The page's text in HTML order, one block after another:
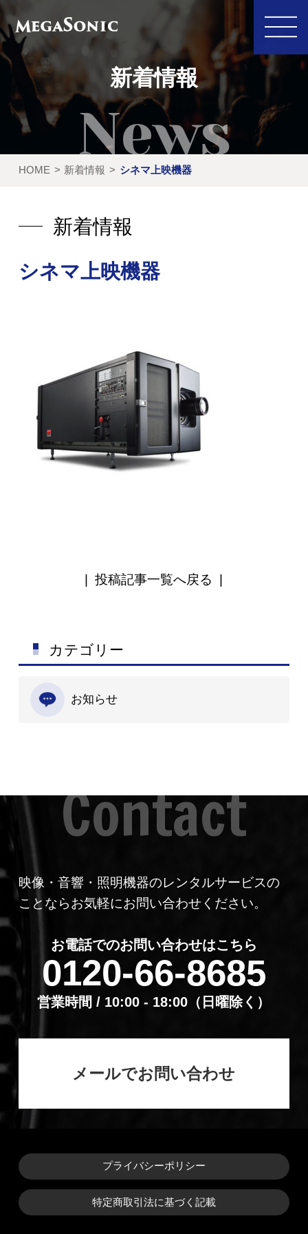
私たちにできること
イベント実績
レンタル製品
運営会社
新着情報
新着情報
HOME 新着情報 シネマ上映機器
新着情報
カテゴリー
お知らせ
シネマ上映機器
|投稿記事一覧へ戻る |
映像・音響・照明機器のレンタルサービスの
ことならお気軽にお問い合わせください。
お電話でのお問い合わせはこちら
0120-66-8685
営業時間 / 10:00 - 18:00（⽇曜除く）
メールでお問い合わせ
プライバシーポリシー
特定商取引法に基づく記載